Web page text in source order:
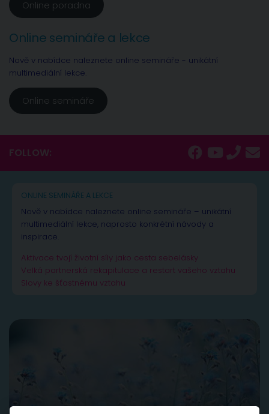
Online poradna
Online semináře a lekce
Nově v nabídce naleznete online semináře - unikátní
multimediální lekce.
Online semináře
FOLLOW:
ONLINE SEMINÁŘE A LEKCE
Nově v nabídce naleznete online semináře – unikátní
multimediální lekce, naprosto konkrétní návody a
inspirace.
Aktivace tvojí životní síly jako cesta sebelásky
Velká partnerská rekapitulace a restart vašeho vztahu
Slovy ke šťastnému vztahu